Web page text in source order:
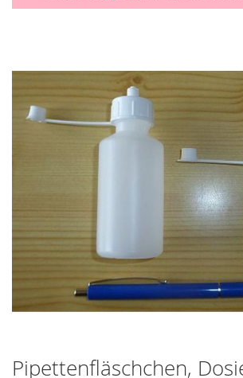
Zum
Pipettenfläschchen,